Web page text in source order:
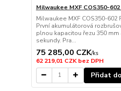
Milwaukee MXF COS350-
Milwaukee MXF COS350-602
První akumulátorová
plnou kapacitou řezu 350 mm
sekundy. Pra...
75 285,00 CZK/ks
62 219,01 CZKbez DPH
Přidat